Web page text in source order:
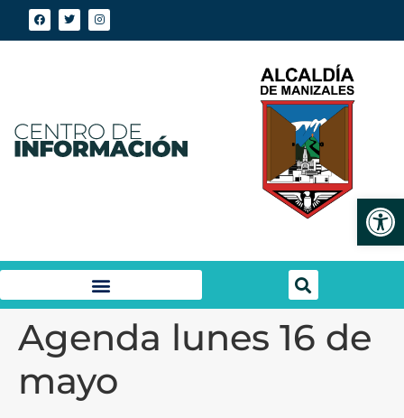
Agenda lunes 16 de
mayo